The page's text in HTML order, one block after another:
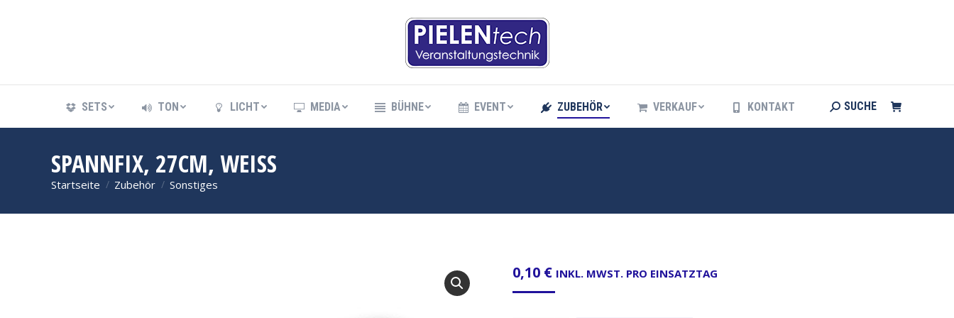
SETS TON LICHT MEDIA BÜHNE EVENT ZUBEHÖR VERKAUF KONTAKT Search:
SUCHE
SPANNFIX, 27CM, WEISS
Sie befinden sich hier:
Startseite Zubehör Sonstiges
0,10 € INKL. MWST. PRO EINSATZTAG
BÜHNE EVENT